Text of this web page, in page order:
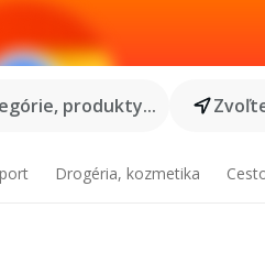
produkty...
Drogéria, kozmetika